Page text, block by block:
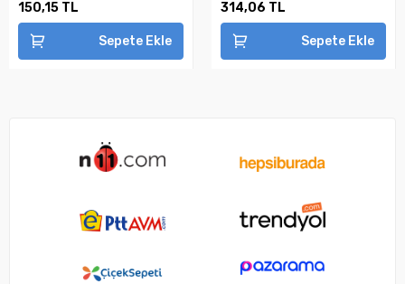
150,15 TL
Sepete Ekle
314,06 TL
Sepete Ekle